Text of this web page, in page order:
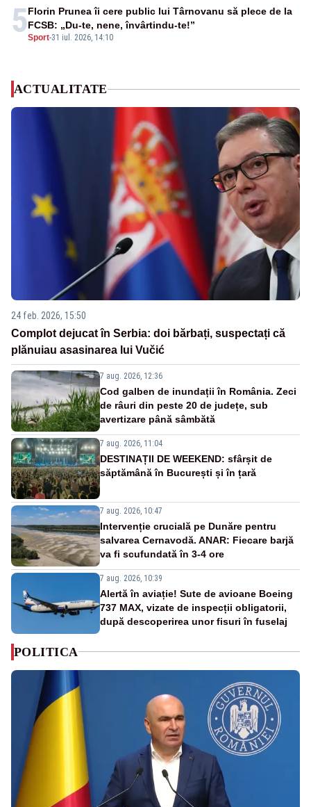
5Sport-31 iul. 2026, 14:10
Florin Prunea îi cere public lui Târnovanu să plece de la
FCSB: „Du-te, nene, învârtindu-te!”
ACTUALITATE
24 feb. 2026, 15:50
Complot dejucat în Serbia: doi bărbați, suspectați că
plănuiau asasinarea lui Vučić
7 aug. 2026, 12:36
Cod galben de inundații în România. Zeci
de râuri din peste 20 de județe, sub
avertizare până sâmbătă
7 aug. 2026, 11:04
DESTINAȚII DE WEEKEND: sfârșit de
săptămână în București și în țară
7 aug. 2026, 10:47
Intervenție crucială pe Dunăre pentru
salvarea Cernavodă. ANAR: Fiecare barjă
va fi scufundată în 3-4 ore
7 aug. 2026, 10:39
Alertă în aviație! Sute de avioane Boeing
737 MAX, vizate de inspecții obligatorii,
după descoperirea unor fisuri în fuselaj
POLITICA